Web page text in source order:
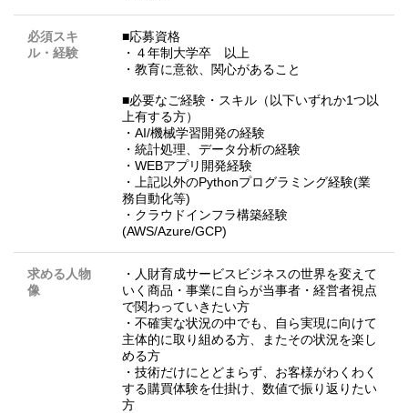
必須スキ
ル・経験
■応募資格
・４年制大学卒 以上
・教育に意欲、関心があること
■必要なご経験・スキル（以下いずれか1つ以
上有する方）
・AI/機械学習開発の経験
・統計処理、データ分析の経験
・WEBアプリ開発経験
・上記以外のPythonプログラミング経験(業
務自動化等)
・クラウドインフラ構築経験
(AWS/Azure/GCP)
求める人物
像
・人財育成サービスビジネスの世界を変えて
いく商品・事業に自らが当事者・経営者視点
で関わっていきたい方
・不確実な状況の中でも、自ら実現に向けて
主体的に取り組める方、またその状況を楽し
める方
・技術だけにとどまらず、お客様がわくわく
する購買体験を仕掛け、数値で振り返りたい
方